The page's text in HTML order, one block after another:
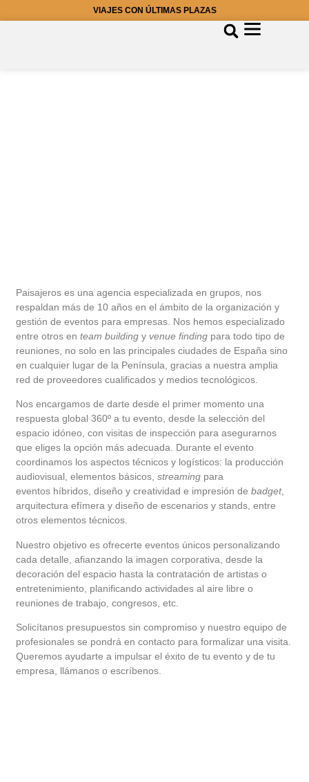
VIAJES CON ÚLTIMAS PLAZAS
Paisajeros es una agencia especializada en grupos, nos
respaldan más de 10 años en el ámbito de la organización y
gestión de eventos para empresas. Nos hemos especializado
entre otros enteam building y venue finding para todo tipo de
reuniones, no solo en las principales ciudades de España sino
en cualquier lugar de la Península, gracias a nuestra amplia
red de proveedores cualificados y medios tecnológicos.
Nos encargamos de darte desde el primer momento una
respuesta global 360º a tu evento, desde la selección del
espacio idóneo, con visitas de inspección para asegurarnos
que eliges la opción más adecuada. Durante el evento
coordinamos los aspectos técnicos y logísticos: la producción
audiovisual, elementos básicos, streaming para
eventos híbridos, diseño y creatividad e impresión debadget,
arquitectura efímera y diseño de escenarios y stands, entre
otros elementos técnicos.
Nuestro objetivo es ofrecerte eventos únicos personalizando
cada detalle, afianzando la imagen corporativa, desde la
decoración del espacio hasta la contratación de artistas o
entretenimiento, planificando actividades al aire libre o
reuniones de trabajo, congresos, etc.
Solicítanos presupuestos sin compromiso y nuestro equipo de
profesionales se pondrá en contacto para formalizar una visita.
Queremos ayudarte a impulsar el éxito de tu evento y de tu
empresa, llámanos o escríbenos.